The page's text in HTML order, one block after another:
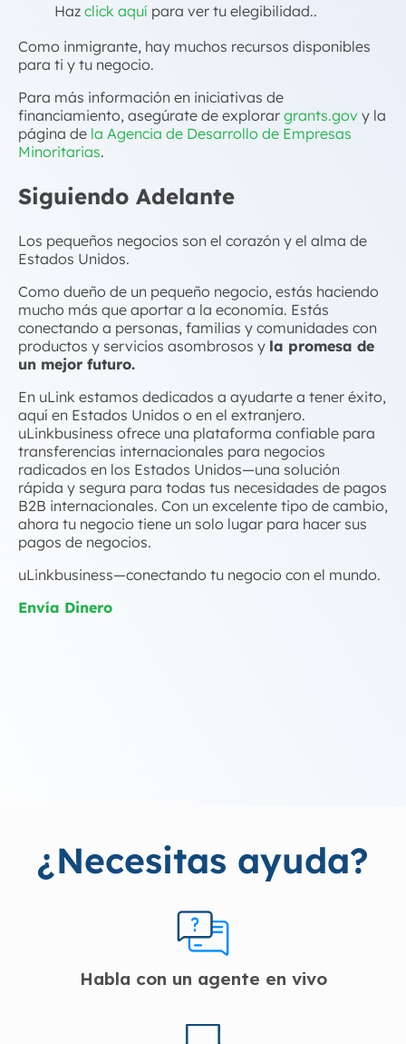
Haz click aquí para ver tu elegibilidad..
Como inmigrante, hay muchos recursos disponibles
para ti y tu negocio.
Para más información en iniciativas de
financiamiento, asegúrate de explorar grants.gov y la
página de la Agencia de Desarrollo de Empresas
Minoritarias.
Siguiendo Adelante
Los pequeños negocios son el corazón y el alma de
Estados Unidos.
Como dueño de un pequeño negocio, estás haciendo
mucho más que aportar a la economía. Estás
conectando a personas, familias y comunidades con
productos y servicios asombrosos y la promesa de
un mejor futuro.
En uLink estamos dedicados a ayudarte a tener éxito,
aquí en Estados Unidos o en el extranjero.
uLinkbusiness ofrece una plataforma confiable para
transferencias internacionales para negocios
radicados en los Estados Unidos—una solución
rápida y segura para todas tus necesidades de pagos
B2B internacionales. Con un excelente tipo de cambio,
ahora tu negocio tiene un solo lugar para hacer sus
pagos de negocios.
uLinkbusiness—conectando tu negocio con el mundo.
Envía Dinero
¿Necesitas ayuda?
Habla con un agente en vivo